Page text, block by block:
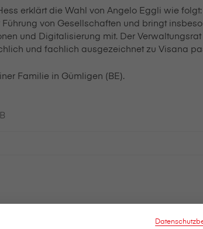
erklärt die Wahl von Angelo Eggli wie
von Gesellschaften und bringt
und Digitalisierung mit. Der
und fachlich ausgezeichnet zu V⁠i⁠s⁠a⁠n⁠a
Familie in Gümligen (BE).